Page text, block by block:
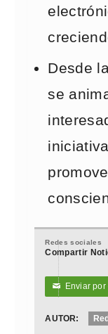
Desde
se
Redes sociales
Compartir
✉ Enviar por
AUTOR: